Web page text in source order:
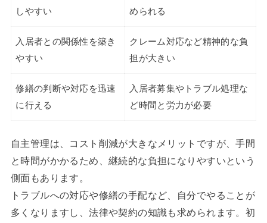
しやすい
められる
入居者との関係性を築き
やすい
クレーム対応など精神的な負
担が大きい
修繕の判断や対応を迅速
に行える
入居者募集やトラブル処理な
ど時間と労力が必要
自主管理は、コスト削減が大きなメリットですが、手間
と時間がかかるため、継続的な負担になりやすいという
側面もあります。
トラブルへの対応や修繕の手配など、自分でやることが
多くなりますし、法律や契約の知識も求められます。初